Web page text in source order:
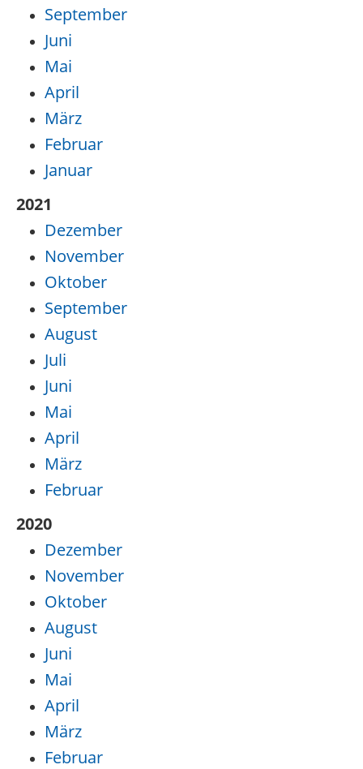
September
Juni
Mai
April
März
Februar
Januar
2021
Dezember
November
Oktober
September
August
Juli
Juni
Mai
April
März
Februar
2020
Dezember
November
Oktober
August
Juni
Mai
April
März
Februar